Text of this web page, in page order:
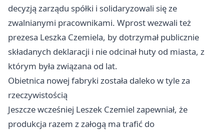
decyzją zarządu spółki i solidaryzowali się ze
zwalnianymi pracownikami. Wprost wezwali też
prezesa Leszka Czemiela, by dotrzymał publicznie
składanych deklaracji i nie odcinał huty od miasta, z
którym była związana od lat.
Obietnica nowej fabryki została daleko w tyle za
rzeczywistością
Jeszcze wcześniej Leszek Czemiel zapewniał, że
produkcja razem z załogą ma trafić do